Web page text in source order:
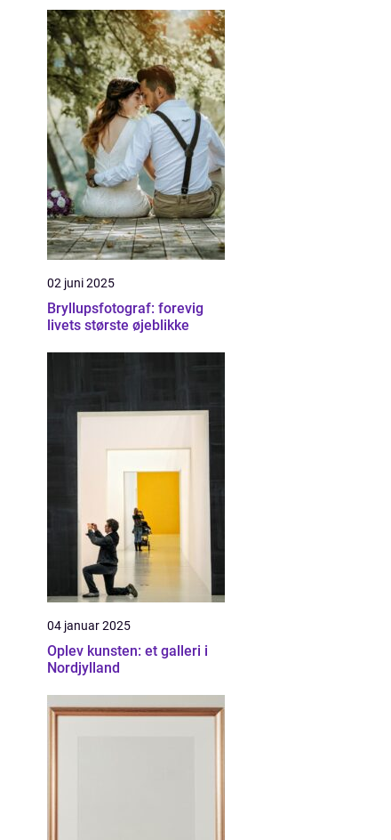
02 juni 2025
Bryllupsfotograf: forevig
livets største øjeblikke
04 januar 2025
Oplev kunsten: et galleri i
Nordjylland